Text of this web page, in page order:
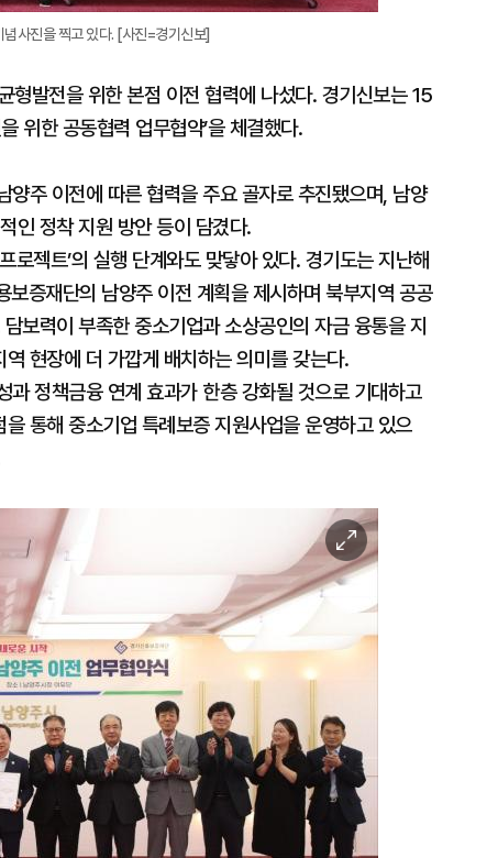
사진을 찍고 있다. [사진=경기신보]
형발전을 위한 본점 이전 협력에 나섰다. 경기신보는 15
위한 공동협력 업무협약’을 체결했다.
주 이전에 따른 협력을 주요 골자로 추진됐으며, 남양
인 정착 지원 방안 등이 담겼다.
로젝트’의 실행 단계와도 맞닿아 있다. 경기도는 지난해
증재단의 남양주 이전 계획을 제시하며 북부지역 공공
보력이 부족한 중소기업과 소상공인의 자금 융통을 지
현장에 더 가깝게 배치하는 의미를 갖는다.
정책금융 연계 효과가 한층 강화될 것으로 기대하고
통해 중소기업 특례보증 지원사업을 운영하고 있으
이
미